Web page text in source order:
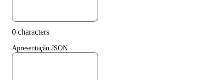
0 characters
Apresentação JSON